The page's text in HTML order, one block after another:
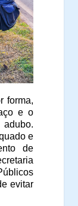
forma,
e o
e
de
evitar